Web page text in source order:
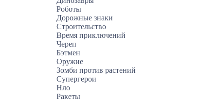
Роботы
Дорожные знаки
Строительство
Время приключений
Череп
Бэтмен
Оружие
Зомби против растений
Супергерои
Нло
Ракеты